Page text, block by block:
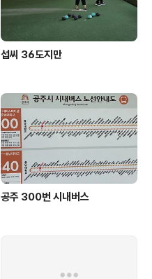
섭씨 36도지만
공주 300번 시내버스